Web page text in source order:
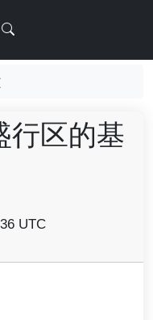
行区的基
UTC